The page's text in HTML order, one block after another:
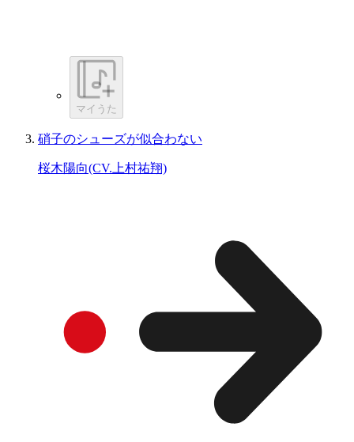
マイうた
硝子のシューズが似合わない
桜木陽向(CV.上村祐翔)